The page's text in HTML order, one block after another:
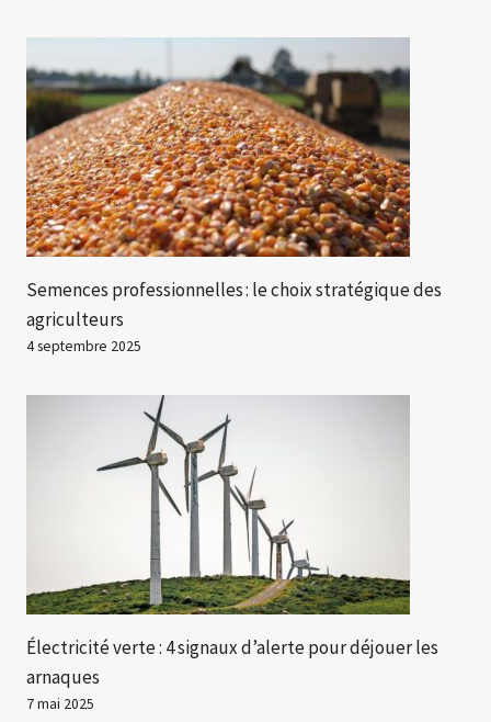
Semences professionnelles : le choix stratégique des
agriculteurs
4 septembre 2025
Électricité verte : 4 signaux d’alerte pour déjouer les
arnaques
7 mai 2025